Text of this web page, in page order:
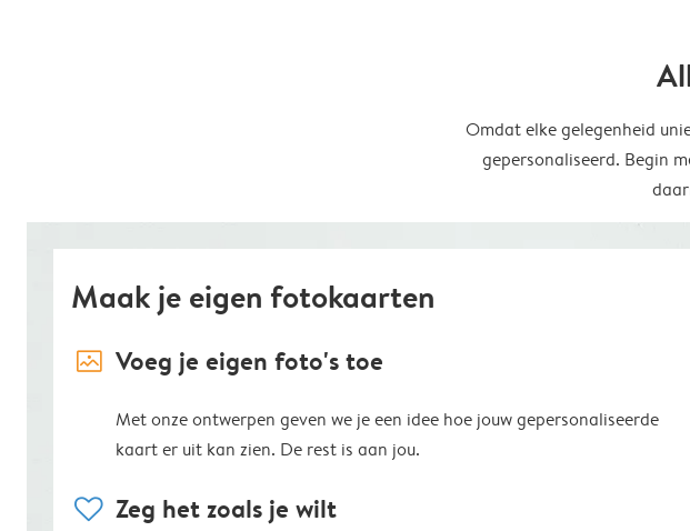
Omdat elke gelegenheid
gepersonaliseerd. Begin
Maak je eigen fotokaarten
image_placeholder Voeg je eigen foto's toe
Met onze ontwerpen geven we je een idee hoe jouw gepersonaliseerde
kaart er uit kan zien. De rest is aan jou.
heart Zeg het zoals je wilt